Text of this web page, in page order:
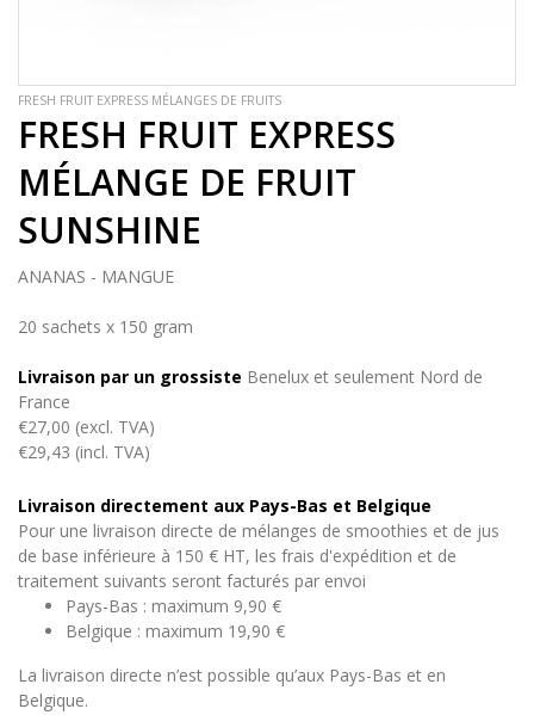
FRESH FRUIT EXPRESS MÉLANGES DE FRUITS
FRESH FRUIT EXPRESS
MÉLANGE DE FRUIT
SUNSHINE
ANANAS - MANGUE
20 sachets x 150 gram
Livraison par un grossiste Benelux et seulement Nord de
France
€27,00 (excl. TVA)
€29,43 (incl. TVA)
Livraison directement aux Pays-Bas et Belgique
Pour une livraison directe de mélanges de smoothies et de jus
de base inférieure à 150 € HT, les frais d'expédition et de
traitement suivants seront facturés par envoi
Pays-Bas : maximum 9,90 €
Belgique : maximum 19,90 €
La livraison directe n’est possible qu’aux Pays-Bas et en
Belgique.